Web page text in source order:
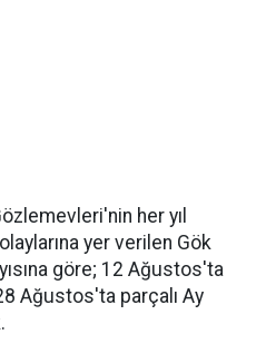
her yıl
yer verilen Gök
göre; 12 Ağustos'ta
Ağustos'ta parçalı Ay